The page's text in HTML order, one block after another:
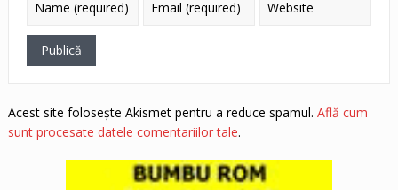
Acest site folosește Akismet pentru a reduce spamul. Află cum
sunt procesate datele comentariilor tale.